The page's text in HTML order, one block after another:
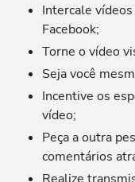
Intercale
Facebook;
Torne o vídeo
Seja você
Incentive os
vídeo;
Peça a outra
comentários